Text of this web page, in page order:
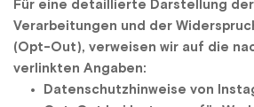
Für eine detaillierte Darstellung
Verarbeitungen und der
(Opt-Out), verweisen wir auf die
verlinkten Angaben:
Datenschutzhinweise von